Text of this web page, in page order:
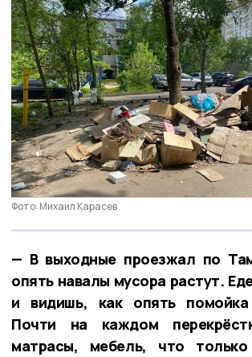
Фото: Михаил Карасев
— В выходные проезжал по
опять навалы мусора растут.
и видишь, как опять помойка
Почти на каждом
матрасы, мебель, что